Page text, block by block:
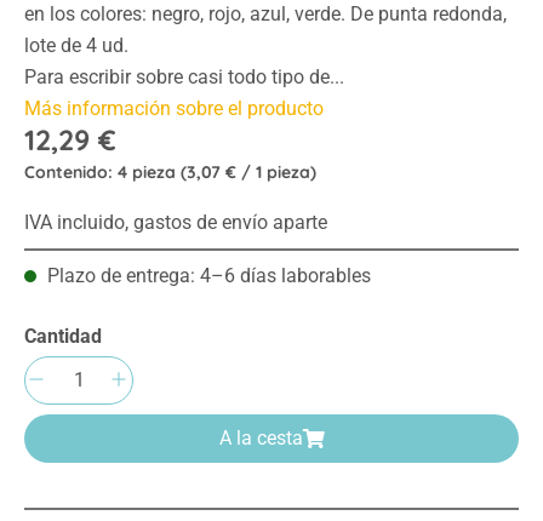
en los colores: negro, rojo, azul, verde. De punta redonda,
lote de 4 ud.
Para escribir sobre casi todo tipo de...
Más información sobre el producto
12,29 €
Contenido: 4 pieza (3,07 € / 1 pieza)
IVA incluido, gastos de envío aparte
Plazo de entrega: 4–6 días laborables
Cantidad
Cantidad del producto: introduce la
A la cesta